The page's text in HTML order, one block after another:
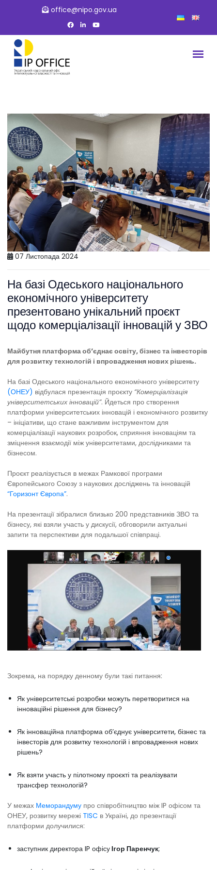
office@nipo.gov.ua
07 Листопада 2024
На базі Одеського національного
економічного університету
презентовано унікальний проєкт
щодо комерціалізації інновацій у ЗВО
Майбутня платформа об’єднає освіту, бізнес та інвесторів
для розвитку технологій і впровадження нових рішень.
На базі Одеського національного економічного університету
(ОНЕУ) відбулася презентація проєкту “Комерціалізація
університетських інновацій”. Йдеться про створення
платформи університетських інновацій і економічного розвитку
– ініціативи, що стане важливим інструментом для
комерціалізації наукових розробок, сприяння інноваціям та
зміцнення взаємодії між університетами, дослідниками та
бізнесом.
Проєкт реалізується в межах Рамкової програми
Європейського Союзу з наукових досліджень та інновацій
“Горизонт Європа”.
На презентації зібралися близько 200 представників ЗВО та
бізнесу, які взяли участь у дискусії, обговорили актуальні
запити та перспективи для подальшої співпраці.
Зокрема, на порядку денному були такі питання:
Як університетські розробки можуть перетворитися на
інноваційні рішення для бізнесу?
Як інноваційна платформа об’єднує університети, бізнес та
інвесторів для розвитку технологій і впровадження нових
рішень?
Як взяти участь у пілотному проєкті та реалізувати
трансфер технологій?
У межах Меморандуму про співробітництво між IP офісом та
ОНЕУ, розвитку мережі TISC в Україні, до презентації
платформи долучилися:
заступник директора IP офісу Ігор Паренчук;